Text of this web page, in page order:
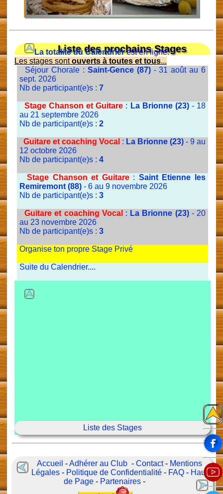
Liste des prochains Stages
La totalité du Calendrierest en ligne.
Les stages sontouverts à toutes et tous...
Séjour Chorale : Saint-Gence (87)- 31 août au 6
sept. 2026
Nb de participant(e)s : 7
Stage Chanson et Guitare : La Brionne (23)- 18
au 21 septembre 2026
Nb de participant(e)s : 2
Guitare et coaching Vocal : La Brionne (23)- 9 au
12 octobre 2026
Nb de participant(e)s : 4
Stage Chanson et Guitare: Saint Etienne les
Remiremont (88)- 6 au 9 novembre 2026
Nb de participant(e)s : 3
Guitare et coaching Vocal : La Brionne (23)- 20
au 23 novembre 2026
Nb de participant(e)s : 3
Organise ton propre Stage Privé
Suite du Calendrier....
Liste des Stages
Accueil -Adhérer au Club -Contact- Mentions
Légales - Politique de Confidentialité - FAQ - Haut
de Page- Partenaires-